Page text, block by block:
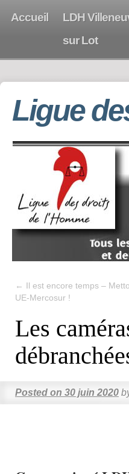
Accueil
LDH
sur Lot
Ligue
← Il est encore temps –
UE-Mercosur !
Les
Posted on 30 juin 2020